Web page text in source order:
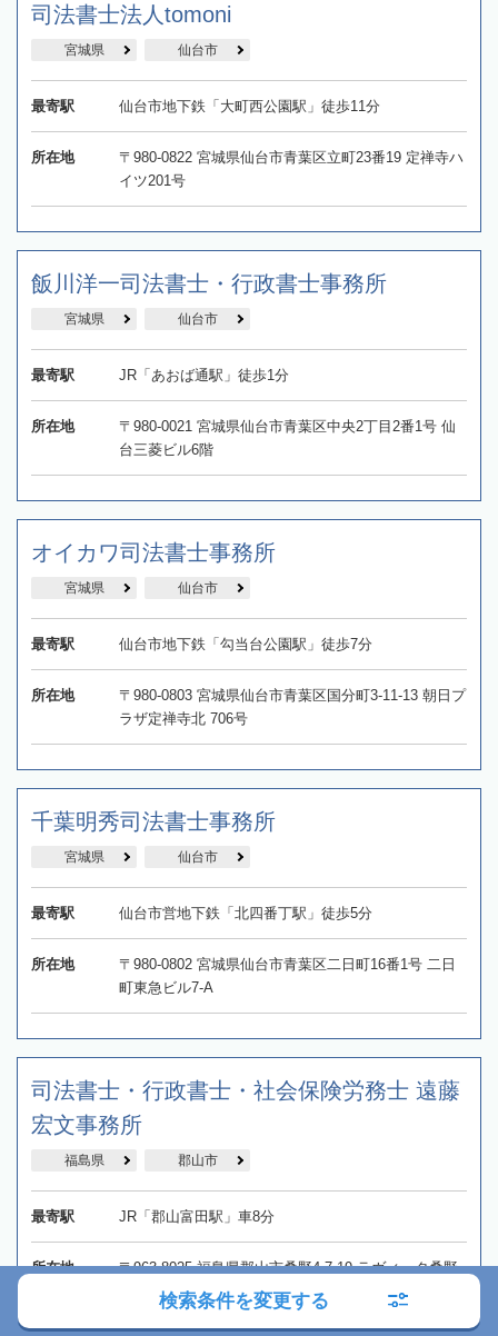
司法書士法人tomoni
宮城県 仙台市
最寄駅 仙台市地下鉄「大町西公園駅」徒歩11分
所在地
〒980-0822 宮城県仙台市青葉区立町23番19 定禅寺ハ
イツ201号
飯川洋一司法書士・行政書士事務所
宮城県 仙台市
最寄駅 JR「あおば通駅」徒歩1分
所在地
〒980-0021 宮城県仙台市青葉区中央2丁目2番1号 仙
台三菱ビル6階
オイカワ司法書士事務所
宮城県 仙台市
最寄駅 仙台市地下鉄「勾当台公園駅」徒歩7分
所在地
〒980-0803 宮城県仙台市青葉区国分町3-11-13 朝日プ
ラザ定禅寺北 706号
千葉明秀司法書士事務所
宮城県 仙台市
最寄駅 仙台市営地下鉄「北四番丁駅」徒歩5分
所在地
〒980-0802 宮城県仙台市青葉区二日町16番1号 二日
町東急ビル7-A
司法書士・行政書士・社会保険労務士 遠藤
宏文事務所
福島県 郡山市
最寄駅 JR「郡山富田駅」車8分
所在地
〒963-8025 福島県郡山市桑野4-7-19 ラヴィータ桑野
検索条件を変更する